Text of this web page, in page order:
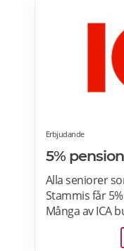
Erbjudande
5%
Alla seniorer
Stammis får
Många av ICA
Stormarknad